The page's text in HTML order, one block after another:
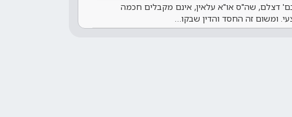
בם' דצלם, שה"ס או"א עלאין, אינם מקבלים חכמה
ומשום זה החסד והדין שבקו…